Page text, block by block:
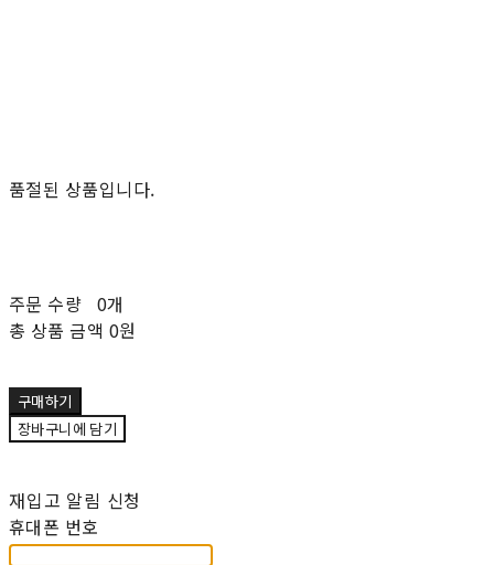
품절된 상품입니다.
주문 수량 0개
총 상품 금액 0원
구매하기
장바구니에 담기
재입고 알림 신청
휴대폰 번호